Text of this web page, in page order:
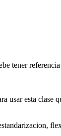
tener
usar esta clase